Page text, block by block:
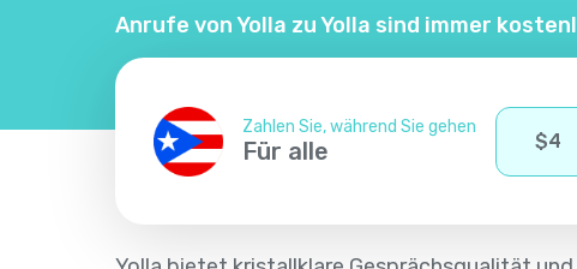
Anrufe von Yolla zu Yolla sind immer
Zahlen Sie, während Sie gehen
Für alle $4